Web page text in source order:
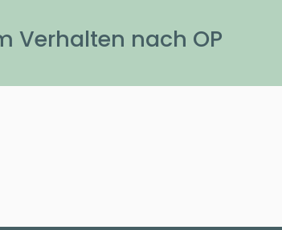
Verhalten nach OP